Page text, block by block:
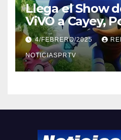
Llega el Show
ViVO a Cayey,
Barceloneta y
Relojes gratis
compre ahora….
4/FEBRERO/2025
NOTICIASPRTV